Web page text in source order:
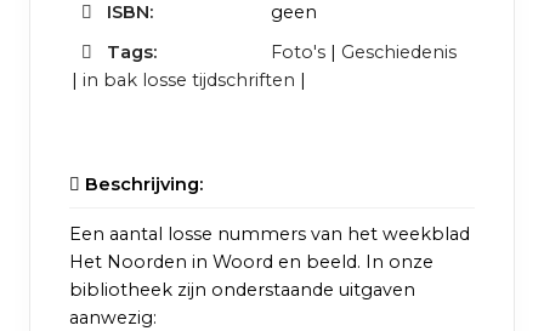
ISBN:
geen
Tags:
Foto's | Geschiedenis
| in bak losse tijdschriften |
Beschrijving:
Een aantal losse nummers van het weekblad
Het Noorden in Woord en beeld. In onze
bibliotheek zijn onderstaande uitgaven
aanwezig: